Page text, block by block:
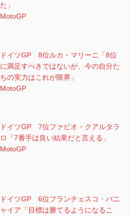
た」
MotoGP
ドイツGP 8位ルカ・マリーニ「8位
に満足すべきではないが、今の自分た
ちの実力はこれが限界」
MotoGP
ドイツGP 7位ファビオ・クアルタラ
ロ「7番手は良い結果だと言える」
MotoGP
ドイツGP 6位フランチェスコ・バニ
ャイア「目標は勝てるようになるこ